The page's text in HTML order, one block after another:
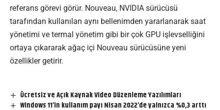
referans görevi görür. Nouveau, NVIDIA sürücüsü
tarafından kullanılan aynı bellenimden yararlanarak saat
yönetimi ve termal yönetim gibi bir çok GPU işlevselliğini
ortaya çıkararak ağaç içi Nouveau sürücüsüne yeni
özellikler getirir.
Ücretsiz ve Açık Kaynak Video Düzenleme Yazılımları
Windows 11’in kullanım payı Nisan 2022’de yalnızca %0,3 arttı